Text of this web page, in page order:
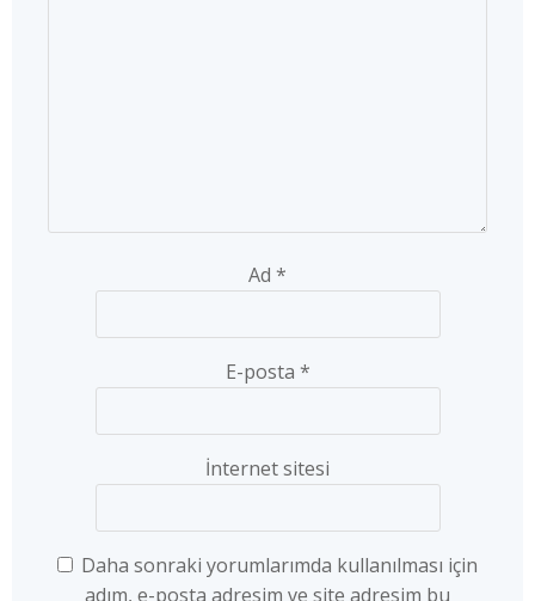
Ad *
E-posta *
İnternet sitesi
Daha sonraki yorumlarımda kullanılması için
adım, e-posta adresim ve site adresim bu